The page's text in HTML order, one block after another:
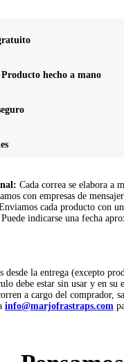
Producto hecho a mano
Cada correa se elabora a
con empresas de
cada producto con
Puede indicarse una fecha
desde la entrega (excepto
debe estar sin usar y en su
a cargo del comprador,
info@marjofrastraps.com